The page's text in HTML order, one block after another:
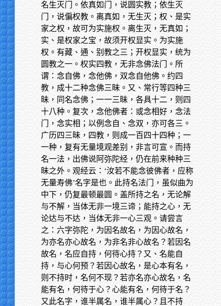
名生灭门。依真如门，说圆实教；依生灭
门，说偏权教。离真如，无生灭；权、是实
家之权，故可为实施权。离生灭，无真如；
实、是权家之宝，故须开权显实。为实施
权。有藏、通、别教之三；开权显实，统为
圆教之一。权实四教，无非念佛法门。所
谓：念自佛，念他佛，双念自他佛。约四
教，成十二种念佛三昧。又、常行等四种三
昧，同名念佛；一一三昧，各具十二，则四
十八种。复次，念他佛者：或念相好，念法
门，念实相；以例念自、念双，亦可各三。
广历四三昧，四教，则成一百四十四种；一
一种，复有无量境观差别，非言可宣。而持
名一法，出佛说阿弥陀经，仍在前来种种三
昧之外。观经云：‘汝若不能念彼佛者，应称
无量寿佛’名字是也。此持名法门，虽似曲为
中下，仍复最顿最圆。盖所持之名，无论解
与不解，当体无非一境三谛；能持之心，无
论达与不达，当体无非一心三观。请尝言
之：六字弥陀，为因名故名，为因心故名，
为亦名亦心故名，为非名非心故名？若因名
故名，名应自持，何待心持？又、名能自
持，与心何预？若因心故名，是心本有名，
则不持时，名何不现？若亦名亦心故名，名
能有名，何待于心？心能有名，何待于名？
又此名字，谁半属名，谁半属心？且不持